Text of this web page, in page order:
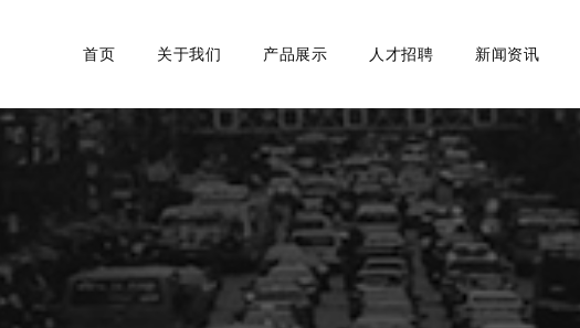
首页 关于我们 产品展示 人才招聘 新闻资讯